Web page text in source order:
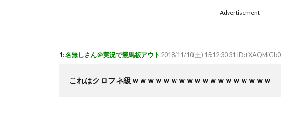
Advertisement
1:名無しさん＠実況で競馬板アウト 2018/11/10(土) 15:12:30.31 ID:+XAQMiGb0
これはクロフネ級ｗｗｗｗｗｗｗｗｗｗｗｗｗｗｗｗｗｗ